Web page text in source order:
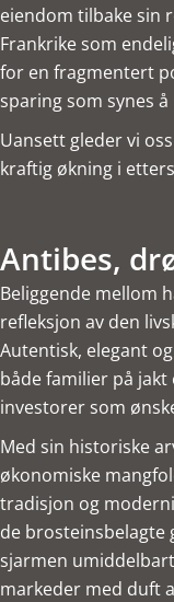
eiendom tilbake sin
Frankrike som
for en fragmentert
sparing som synes
Uansett gleder vi
kraftig økning i
Antibes,
Beliggende mellom
refleksjon av den
Autentisk, elegant
både familier på
investorer som
Med sin historiske
økonomiske
tradisjon og
de brosteinsbelagte
sjarmen
markeder med duft